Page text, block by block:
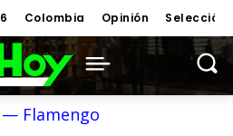
Colombia Opinión Selección
Flamengo